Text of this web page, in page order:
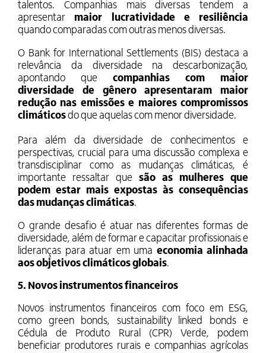
talentos. Companhias mais diversas tendem a
apresentar maior lucratividade e resiliência
quando comparadas com outras menos diversas.
O Bank for International Settlements (BIS) destaca a
relevância da diversidade na descarbonização,
apontando que companhias com maior
diversidade de gênero apresentaram maior
redução nas emissões e maiores compromissos
climáticosdo que aquelas com menor diversidade.
Para além da diversidade de conhecimentos e
perspectivas, crucial para uma discussão complexa e
transdisciplinar como as mudanças climáticas, é
importante ressaltar que são as mulheres que
podem estar mais expostas às consequências
das mudanças climáticas.
O grande desafio é atuar nas diferentes formas de
diversidade, além de formar e capacitar profissionais e
lideranças para atuar em uma economia alinhada
aos objetivos climáticos globais.
5. Novos instrumentos financeiros
Novos instrumentos financeiros com foco em ESG,
como green bonds, sustainability linked bonds e
Cédula de Produto Rural (CPR) Verde, podem
beneficiar produtores rurais e companhias agrícolas